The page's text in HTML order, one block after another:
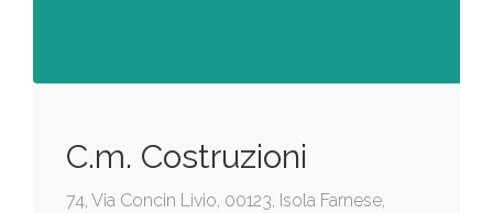
C.m. Costruzioni
74, Via Concin Livio, 00123, Isola Farnese,